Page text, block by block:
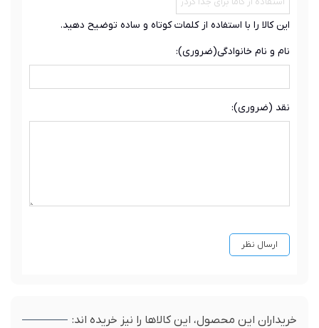
این کالا را با استفاده از کلمات کوتاه و ساده توضیح دهید.
نام و نام خانوادگی(ضروری):
نقد (ضروری):
خریداران این محصول، این کالاها را نیز خریده اند: